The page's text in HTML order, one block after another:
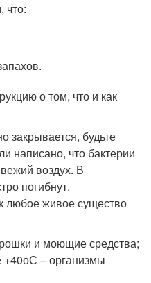
что:
о том, что и как
закрывается, будьте
написано, что бактерии
воздух. В
погибнут.
любое живое существо
и моющие средства;
оС – организмы